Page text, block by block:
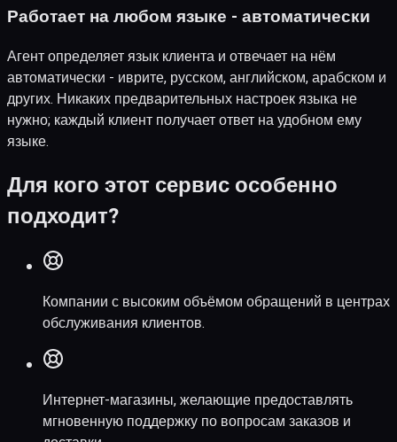
Работает на любом языке - автоматически
Агент определяет язык клиента и отвечает на нём
автоматически - иврите, русском, английском, арабском и
других. Никаких предварительных настроек языка не
нужно; каждый клиент получает ответ на удобном ему
языке.
Для кого этот сервис особенно
подходит?
Компании с высоким объёмом обращений в центрах
обслуживания клиентов.
Интернет-магазины, желающие предоставлять
мгновенную поддержку по вопросам заказов и